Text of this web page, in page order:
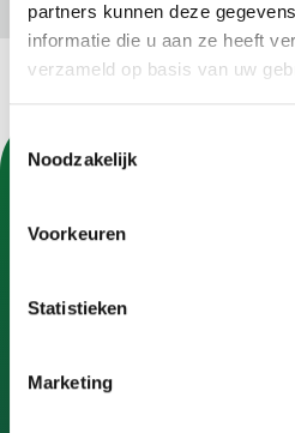
partners kunnen deze
informatie die u aan ze heeft
verzameld op basis van uw
Toestemmingsselectie
Noodzakelijk
Voorkeuren
Statistieken
Marketing
U kunt Gemeente Apeldoorn